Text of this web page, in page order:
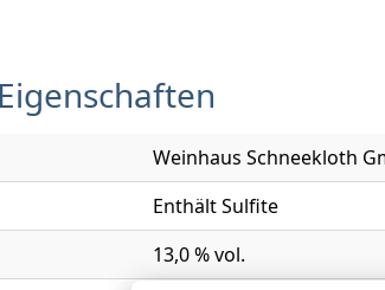
Weinhaus Schneekloth
Enthält Sulfite
13,0 % vol.